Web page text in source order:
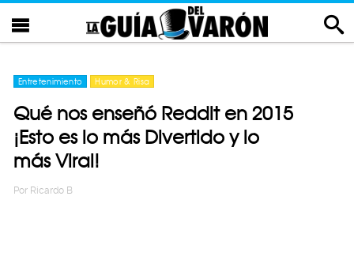
Entretenimiento Humor & Risa
Qué nos enseñó Reddit en 2015
¡Esto es lo más Divertido y lo
más Viral!
Por Ricardo B